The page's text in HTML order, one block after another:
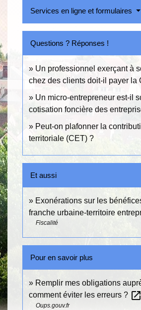
Services en ligne et formulaires
Questions ? Réponses !
Un professionnel exerçant à
chez des clients doit-il payer la
Un micro-entrepreneur est-il
cotisation foncière des
Peut-on plafonner la
territoriale (CET) ?
Et aussi
Exonérations sur les
franche urbaine-territoire
Fiscalité
Pour en savoir plus
Remplir mes obligations
comment éviter les erreurs ? open_in_new
Oups.gouv.fr